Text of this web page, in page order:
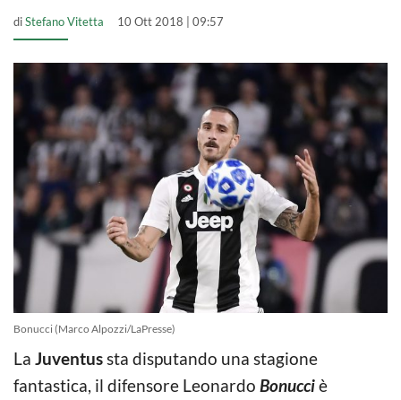
diStefano Vitetta 10 Ott 2018 | 09:57
Bonucci (Marco Alpozzi/LaPresse)
La Juventussta disputando una stagione
fantastica, il difensore Leonardo Bonucciè